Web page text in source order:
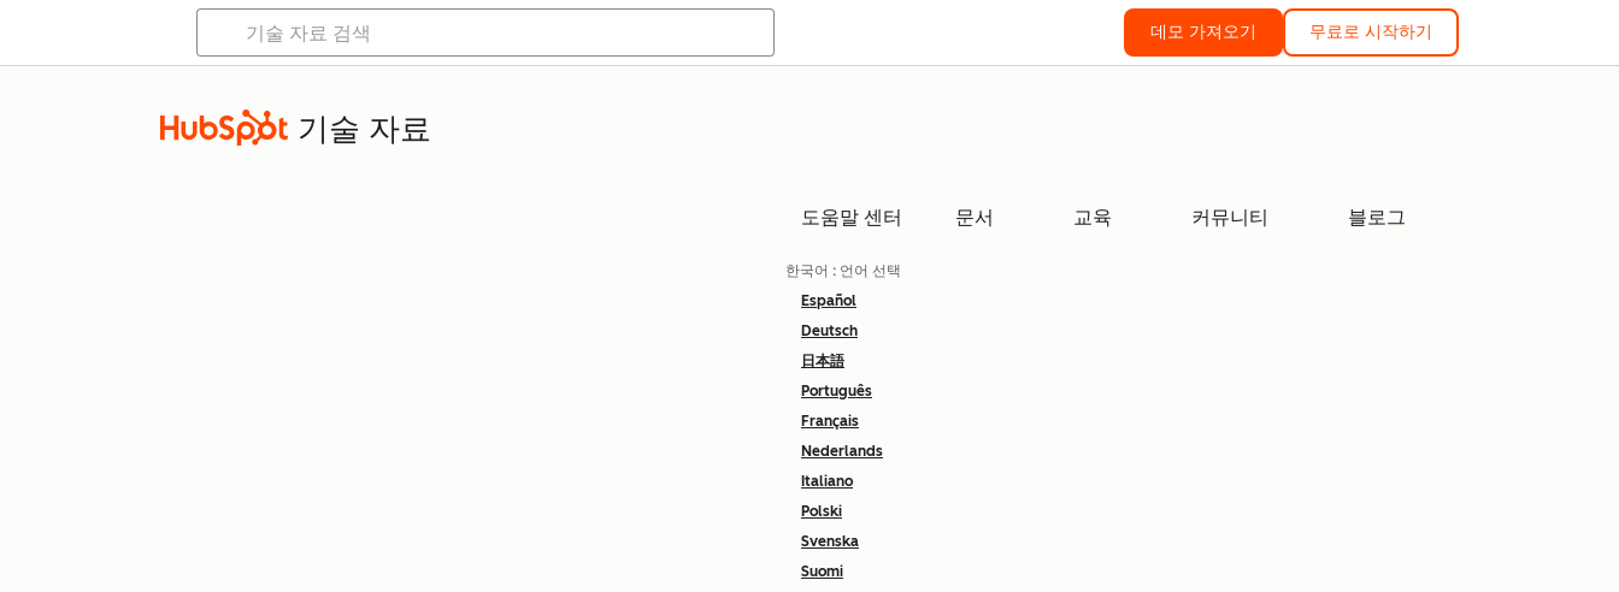
데모 가져오기 무료로 시작하기
기술 자료
도움말 센터 문서 교육 커뮤니티 블로그
한국어 : 언어 선택
Español
Deutsch
日本語
Português
Français
Nederlands
Italiano
Polski
Svenska
Suomi